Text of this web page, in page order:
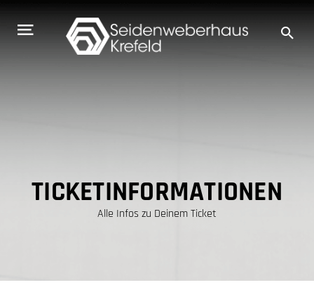
Inhalt
springen
TICKETINFORMATIONEN
Alle Infos zu Deinem Ticket